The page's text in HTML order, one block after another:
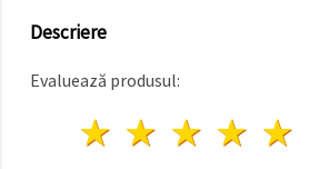
Аcceptati
Descriere
Evaluează produsul:
4
3 stele
2 stele
1 stea